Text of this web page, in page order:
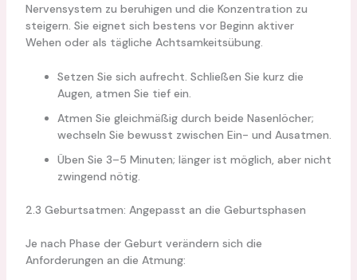
Nervensystem zu beruhigen und die Konzentration zu
steigern. Sie eignet sich bestens vor Beginn aktiver
Wehen oder als tägliche Achtsamkeitsübung.
Setzen Sie sich aufrecht. Schließen Sie kurz die
Augen, atmen Sie tief ein.
Atmen Sie gleichmäßig durch beide Nasenlöcher;
wechseln Sie bewusst zwischen Ein- und Ausatmen.
Üben Sie 3–5 Minuten; länger ist möglich, aber nicht
zwingend nötig.
2.3 Geburtsatmen: Angepasst an die Geburtsphasen
Je nach Phase der Geburt verändern sich die
Anforderungen an die Atmung: